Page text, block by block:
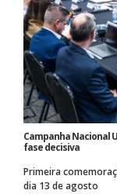
Campanha Nacional
fase decisiva
Primeira
dia 13 de agosto